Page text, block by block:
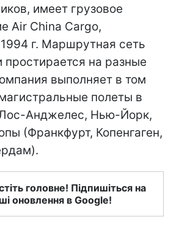
имеет грузовое
Air China Cargo,
г. Маршрутная сеть
простирается на разные
выполняет в том
полеты в
Анджелес, Нью-Йорк,
(Франкфурт, Копенгаген,
головне! Підпишіться на
оновлення в Google!